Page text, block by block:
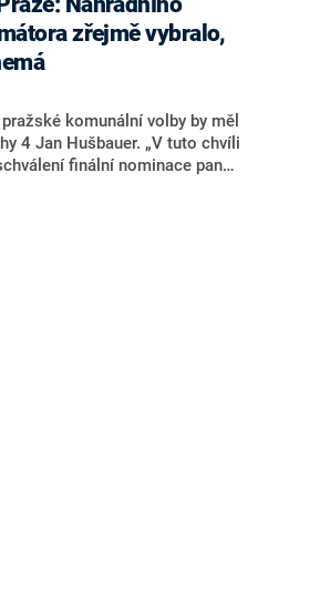
Hrad mohla vyslat současná
komentátoři znovu vytahují
Babiše (ANO). Jak moc je
prezidentských volbách 2028
z roku 2023?
zřejmě vybralo,
komunální volby by měl
4 Jan Hušbauer. „V tuto chvíli
finální nominace pana
hnutí ANO,“ uvedl pro
ANO Martin
se spekulovalo jako o